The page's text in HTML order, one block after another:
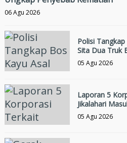
06 Agu 2026
Polisi
Sita Dua Truk
05 Agu 2026
Laporan 5
Jikalahari
05 Agu 2026